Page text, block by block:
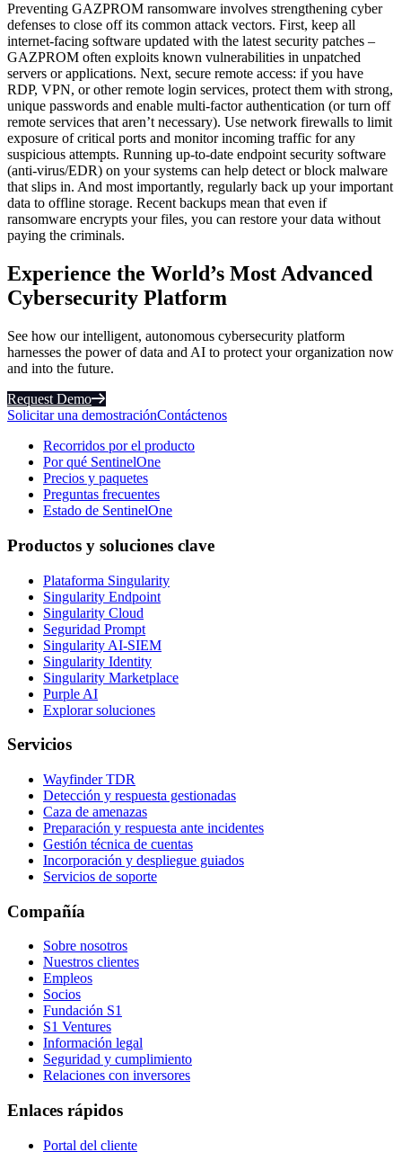
Preventing GAZPROM ransomware involves strengthening cyber
defenses to close off its common attack vectors. First, keep all
internet-facing software updated with the latest security patches –
GAZPROM often exploits known vulnerabilities in unpatched
servers or applications​. Next, secure remote access: if you have
RDP, VPN, or other remote login services, protect them with strong,
unique passwords and enable multi-factor authentication (or turn off
remote services that aren’t necessary). Use network firewalls to limit
exposure of critical ports and monitor incoming traffic for any
suspicious attempts. Running up-to-date endpoint security software
(anti-virus/EDR) on your systems can help detect or block malware
that slips in. And most importantly, regularly back up your important
data to offline storage. Recent backups mean that even if
ransomware encrypts your files, you can restore your data without
paying the criminals.
Experience the World’s Most Advanced
Cybersecurity Platform
See how our intelligent, autonomous cybersecurity platform
harnesses the power of data and AI to protect your organization now
and into the future.
Request Demo
Solicitar una demostraciónContáctenos
Recorridos por el producto
Por qué SentinelOne
Precios y paquetes
Preguntas frecuentes
Estado de SentinelOne
Productos y soluciones clave
Plataforma Singularity
Singularity Endpoint
Singularity Cloud
Seguridad Prompt
Singularity AI-SIEM
Singularity Identity
Singularity Marketplace
Purple AI
Explorar soluciones
Servicios
Wayfinder TDR
Detección y respuesta gestionadas
Caza de amenazas
Preparación y respuesta ante incidentes
Gestión técnica de cuentas
Incorporación y despliegue guiados
Servicios de soporte
Compañía
Sobre nosotros
Nuestros clientes
Empleos
Socios
Fundación S1
S1 Ventures
Información legal
Seguridad y cumplimiento
Relaciones con inversores
Enlaces rápidos
Portal del cliente